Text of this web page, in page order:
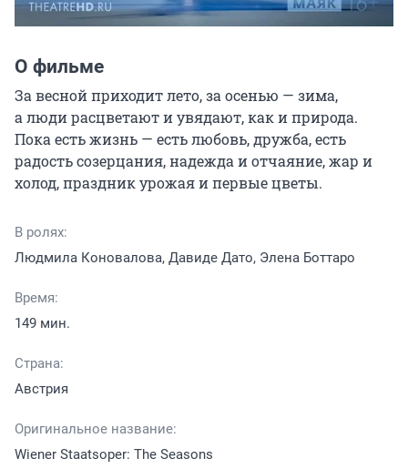
О фильме
За весной приходит лето, за осенью — зима,
а люди расцветают и увядают, как и природа.
Пока есть жизнь — есть любовь, дружба, есть
радость созерцания, надежда и отчаяние, жар и
холод, праздник урожая и первые цветы.
В ролях:
Людмила Коновалова, Давиде Дато, Элена Боттаро
Время:
149 мин.
Страна:
Австрия
Оригинальное название:
Wiener Staatsoper: The Seasons